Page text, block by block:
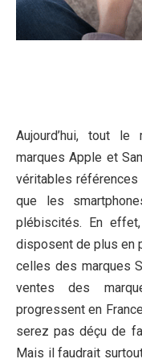
Aujourd’hui, tout
marques Apple et
véritables références
que les
plébiscités. En
disposent de plus en
celles des marques
ventes des
progressent en
serez pas déçu de
Mais il faudrait